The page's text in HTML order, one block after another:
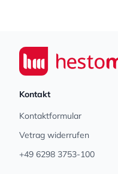
Seiwert GmbH
Kontakt
Kontaktformular
Vetrag widerrufen
+49 6298 3753-100